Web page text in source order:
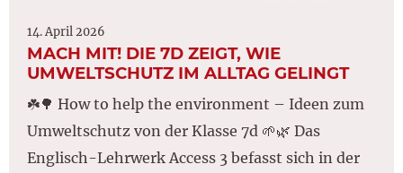
14. April 2026
MACH MIT! DIE 7D ZEIGT, WIE
UMWELTSCHUTZ IM ALLTAG GELINGT
☘️🌳 How to help the environment – Ideen zum
Umweltschutz von der Klasse 7d 🌱🌿 Das
Englisch-Lehrwerk Access 3 befasst sich in der